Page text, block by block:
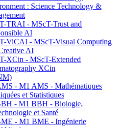
: Science Technology &
TRAI - MScT-Trust and
AI
ViCAI - MScT-Visual Computing
AI
XCin - MScT-Extended
XCin
- M1 AMS - Mathématiques
et Statistiques
- M1 BBH - Biologie,
et Santé
- M1 BME - Ingénierie